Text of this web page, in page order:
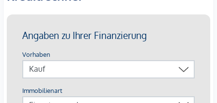
zum CAT (City Airport Train), ein absolutes Highlight.
Kaufpreise der Vorsorgewohnungen
von EUR 260.000, - bis EUR 1.395.000, - netto zzgl. 20%